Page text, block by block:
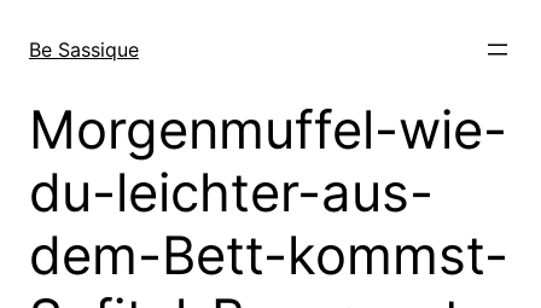
zum
wechseln
Be Sassique
Morgenmuffel-wie-
du-leichter-aus-
dem-Bett-kommst-